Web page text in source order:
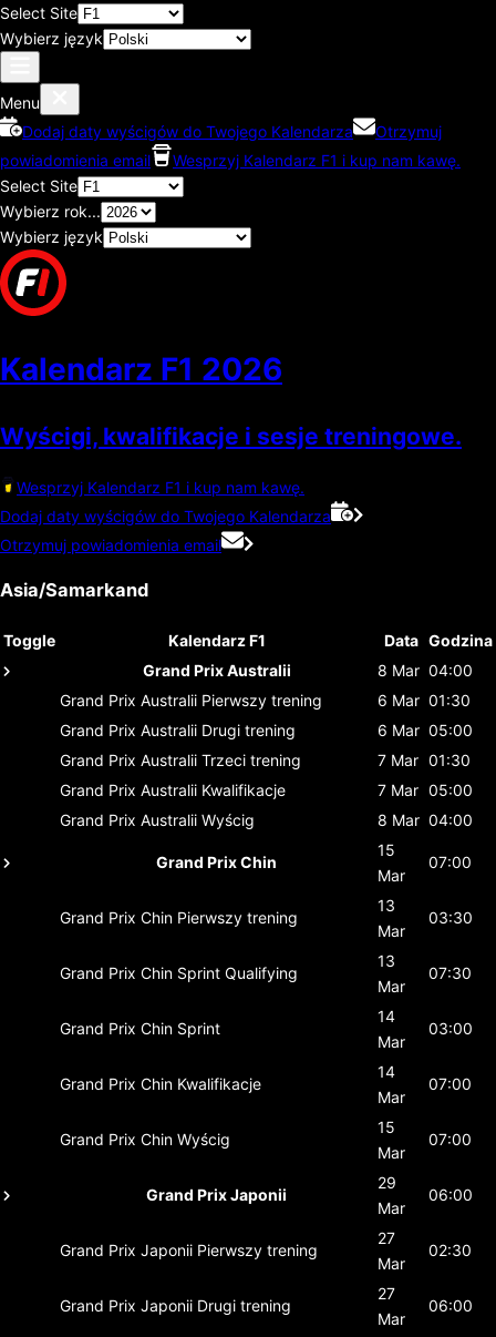
Select Site
Wybierz język
Menu
Dodaj daty wyścigów do Twojego Kalendarza
Otrzymuj
powiadomienia email
Wesprzyj Kalendarz F1 i kup nam kawę.
Select Site
Wybierz rok...
Wybierz język
Kalendarz F1 2026
Wyścigi, kwalifikacje i sesje treningowe.
Wesprzyj Kalendarz F1 i kup nam kawę.
Dodaj daty wyścigów do Twojego Kalendarza
Otrzymuj powiadomienia email
Asia/Samarkand
Toggle Kalendarz F1 Data Godzina
Grand Prix Australii
8 Mar 04:00
Grand Prix Australii Pierwszy trening 6 Mar 01:30
Grand Prix Australii Drugi trening 6 Mar 05:00
Grand Prix Australii Trzeci trening 7 Mar 01:30
Grand Prix Australii Kwalifikacje 7 Mar 05:00
Grand Prix Australii Wyścig 8 Mar 04:00
Grand Prix Chin
15
Mar
07:00
Grand Prix Chin Pierwszy trening
13
Mar
03:30
Grand Prix Chin Sprint Qualifying
13
Mar
07:30
Grand Prix Chin Sprint
14
Mar
03:00
Grand Prix Chin Kwalifikacje
14
Mar
07:00
Grand Prix Chin Wyścig
15
Mar
07:00
Grand Prix Japonii
29
Mar
06:00
Grand Prix Japonii Pierwszy trening
27
Mar
02:30
Grand Prix Japonii Drugi trening
27
Mar
06:00